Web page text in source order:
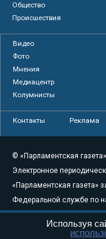
Общество
Происшествия
Видео
Фото
Мнения
Медиацентр
Колумнисты
Контакты Реклама
© «Парламентская
Электронное
«Парламентская газета»
Федеральной службе по
связи, информационных
массовых коммуникаций
Используя